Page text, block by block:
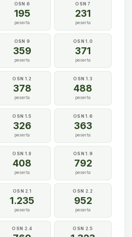
OSN 6
195
peserta
OSN 7
231
peserta
OSN 9
359
peserta
OSN 1.0
371
peserta
OSN 1.2
378
peserta
OSN 1.3
488
peserta
OSN 1.5
326
peserta
OSN 1.6
363
peserta
OSN 1.8
408
peserta
OSN 1.9
792
peserta
OSN 2.1
1.235
peserta
OSN 2.2
952
peserta
OSN 2.4 OSN 2.5